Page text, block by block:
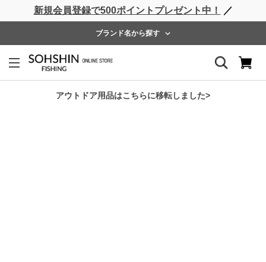
新規会員登録で500ポイントプレゼント中！ ／
ブランド名から探す
アウトドア用品はこちらに移転しました>
ライフベスト ウェーダー レインウェア フットウェア
ホーム > RBB >